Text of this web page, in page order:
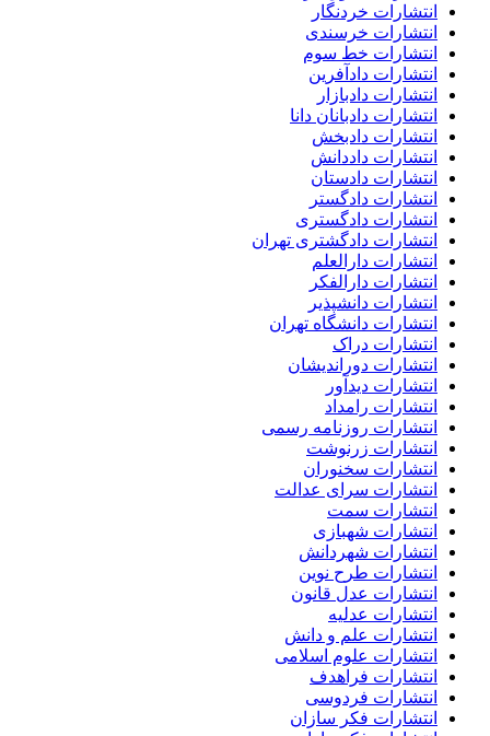
انتشارات خردنگار
انتشارات خرسندی
انتشارات خط سوم
انتشارات دادآفرین
انتشارات دادبازار
انتشارات دادبانان دانا
انتشارات دادبخش
انتشارات داددانش
انتشارات دادستان
انتشارات دادگستر
انتشارات دادگستری
انتشارات دادگشتری تهران
انتشارات دارالعلم
انتشارات دارالفکر
انتشارات دانشپذیر
انتشارات دانشگاه تهران
انتشارات دراک
انتشارات دوراندیشان
انتشارات دیدآور
انتشارات رامداد
انتشارات روزنامه رسمی
انتشارات زرنوشت
انتشارات سخنوران
انتشارات سرای عدالت
انتشارات سمت
انتشارات شهبازی
انتشارات شهردانش
انتشارات طرح نوین
انتشارات عدل قانون
انتشارات عدلیه
انتشارات علم و دانش
انتشارات علوم اسلامی
انتشارات فراهدف
انتشارات فردوسی
انتشارات فکر سازان